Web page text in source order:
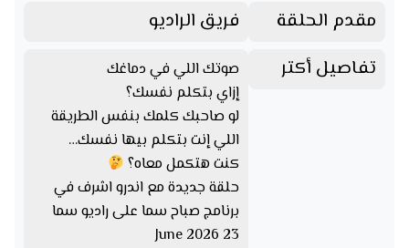
مقدم الحلقة
فريق الراديو
تفاصيل أكتر
صوتك اللي في دماغك
إزاي بتكلم نفسك؟
لو صاحبك كلمك بنفس الطريقة
اللي إنت بتكلم بيها نفسك…
كنت هتكمل معاه؟
حلقة جديدة مع اندرو اشرف في
برنامج صباح سما على راديو سما
23 June 2026